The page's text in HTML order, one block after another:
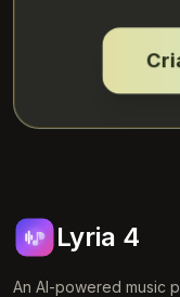
Lyria 4
An AI-powered music